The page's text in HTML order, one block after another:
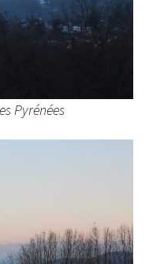
Pyrénées